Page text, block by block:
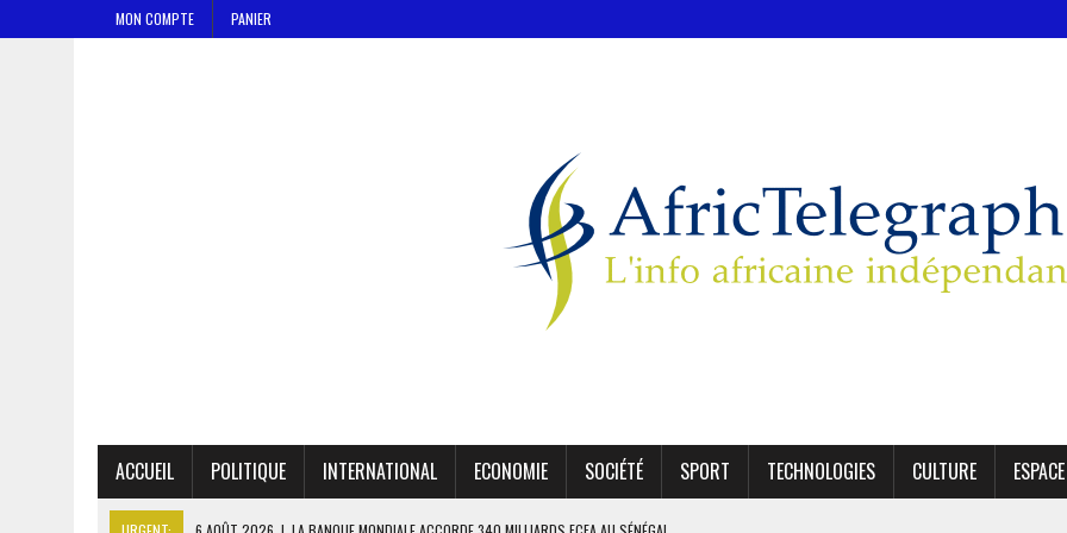
MON COMPTE PANIER
ACCUEIL POLITIQUE INTERNATIONAL ECONOMIE SOCIÉTÉ SPORT TECHNOLOGIES CULTURE